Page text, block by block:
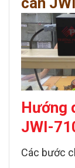
Hướng
JWI-
Các bước